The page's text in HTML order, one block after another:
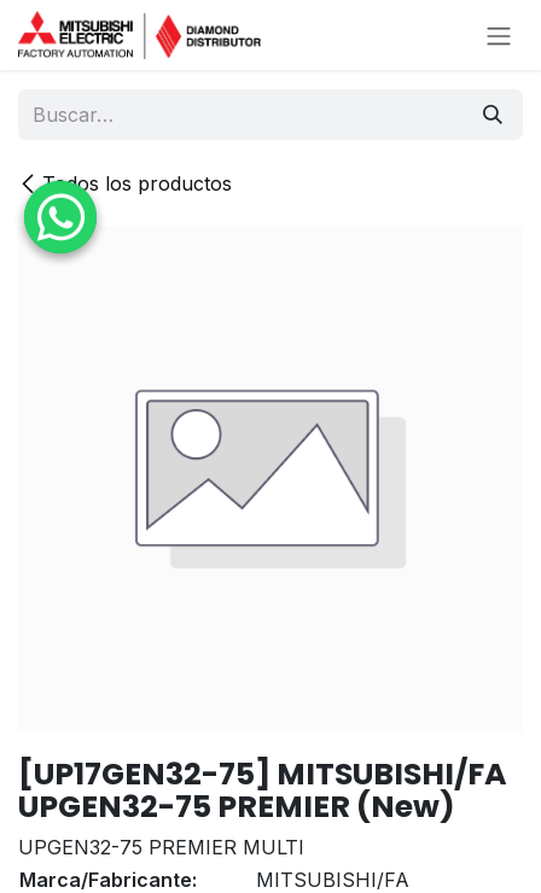
Ir al contenido
Todos los productos
[UP17GEN32-75] MITSUBISHI/FA
UPGEN32-75 PREMIER (New)
UPGEN32-75 PREMIER MULTI
Marca/Fabricante:
MITSUBISHI/FA